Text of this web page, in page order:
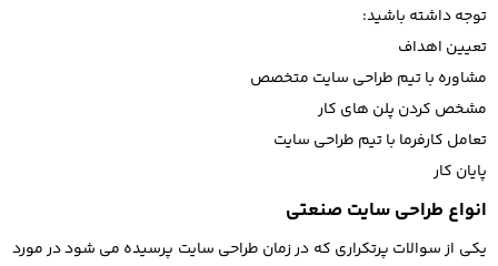
توجه داشته باشید:
تعیین اهداف
مشاوره با تیم طراحی سایت متخصص
مشخص کردن پلن های کار
تعامل کارفرما با تیم طراحی سایت
پایان کار
انواع طراحی سایت صنعتی
یکی از سوالات پرتکراری که در زمان طراحی سایت پرسیده می شود در مورد